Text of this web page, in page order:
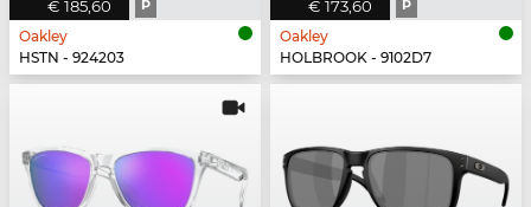
€ 185,60 P
Oakley
HSTN - 924203
€ 173,60 P
Oakley
HOLBROOK - 9102D7